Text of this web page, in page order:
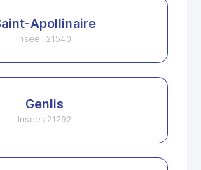
Apollinaire
Insee : 21540
Genlis
Insee : 21292